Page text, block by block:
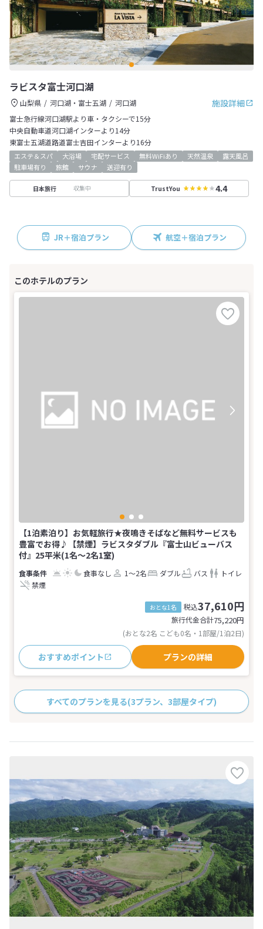
ラビスタ富士河口湖
施設詳細
山梨県 河口湖・富士五湖
河口湖
富士急行線河口湖駅より車・タクシーで15分
中央自動車道河口湖インターより14分
東富士五湖道路道富士吉田インターより16分
エステ＆スパ 大浴場 宅配サービス 無料WiFiあり 天然温泉
露天風呂
駐車場有り
旅館 サウナ 送迎有り
日本旅行 収集中 TrustYou 4.4
JR＋宿泊プラン 航空＋宿泊プラン
【1泊素泊り】お気軽旅行★夜鳴きそばなど無料サービスも
豊富でお得♪【禁煙】ラビスタダブル『富士山ビューバス
付』25平米(1名～2名1室)
食事なし 1～2名 ダブル バス
トイレ
禁煙
おとな1名 税込37,610円
旅行代金合計75,220円
(おとな2名 こども0名・1部屋/1泊2日)
おすすめポイント プランの詳細
すべてのプランを見る(3プラン、3部屋タイプ)